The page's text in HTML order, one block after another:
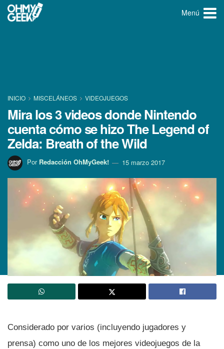
Menú
INICIO MISCELÁNEOS VIDEOJUEGOS
Mira los 3 videos donde Nintendo
cuenta cómo se hizo The Legend of
Zelda: Breath of the Wild
Por Redacción OhMyGeek! 15 marzo 2017
Considerado por varios (incluyendo jugadores y
prensa) como uno de los mejores videojuegos de la